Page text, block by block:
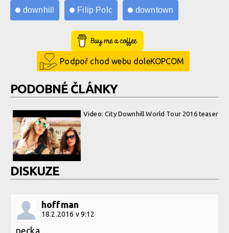
downhill Filip Polc downtown
Buy Me a Coffee
Podpoř chod webu doleKOPCOM
PODOBNÉ ČLÁNKY
Video: City Downhill World Tour 2016 teaser
DISKUZE
hoffman
18.2.2016 v 9:12
pecka